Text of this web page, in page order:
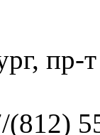
пр-